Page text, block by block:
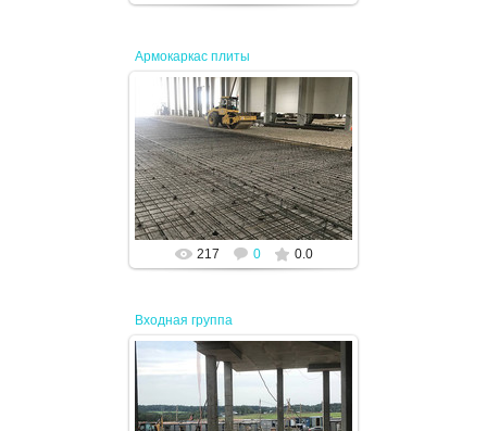
Армокаркас плиты
11.04.2024
JENEK
217 0 0.0
Входная группа
11.04.2024